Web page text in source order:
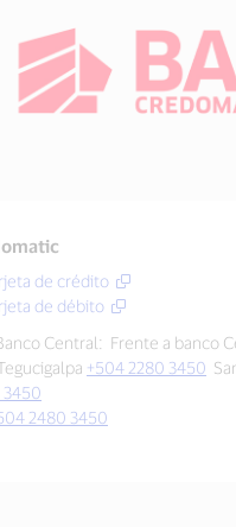
de crédito
de débito
Central: Frente a banco
+504 2280 3450
3450
2480 3450